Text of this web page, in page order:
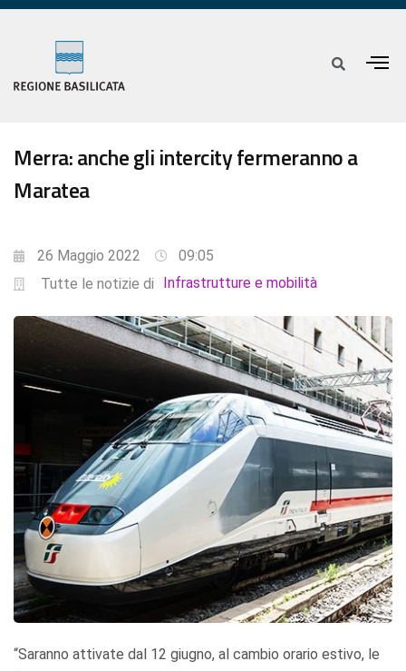
Merra: anche gli intercity fermeranno a
Maratea
26 Maggio 2022
09:05
Tutte le notizie di
Infrastrutture e mobilità
“Saranno attivate dal 12 giugno, al cambio orario estivo, le